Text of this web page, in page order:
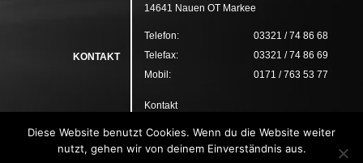
14641 Nauen OT Markee
KONTAKT
Telefon:
03321 / 74 86 68
Telefax:
03321 / 74 86 69
Mobil:
0171 / 763 53 77
RECHTLICHES
Kontakt
Disclaimer
Diese Website benutzt Cookies. Wenn du die Website weiter
nutzt, gehen wir von deinem Einverständnis aus.